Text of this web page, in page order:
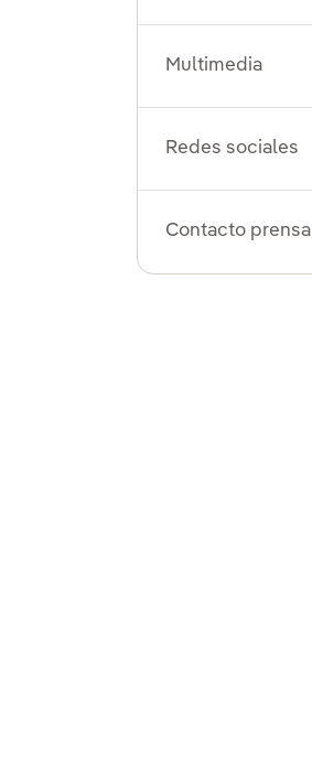
Multimedia
Redes sociales
Contacto prensa